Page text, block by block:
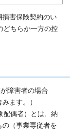
害保険契約のい
どちらか一方の控
障害者の場合
ます。）
配偶者）とは、納
（事業専従者を